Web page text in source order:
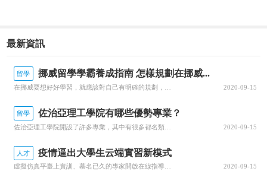
最新資訊
留學 挪威留學學霸養成指南 怎樣規劃在挪威...
2020-09-15
留學 佐治亞理工學院有哪些優勢專業？
2020-09-15
人才 疫情逼出大學生云端實習新模式
2020-09-15